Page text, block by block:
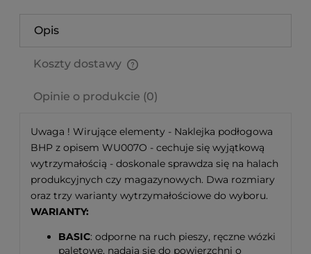
Opis
Koszty dostawy
Opinie o produkcie (0)
Uwaga ! Wirujące elementy - Naklejka podłogowa
BHP z opisem WU007O - cechuje się wyjątkową
wytrzymałością - doskonale sprawdza się na halach
produkcyjnych czy magazynowych. Dwa rozmiary
oraz trzy warianty wytrzymałościowe do wyboru.
WARIANTY:
BASIC: odporne na ruch pieszy, ręczne wózki
paletowe, nadają się do powierzchni o